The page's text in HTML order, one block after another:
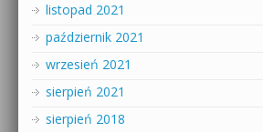
listopad 2021
październik 2021
wrzesień 2021
sierpień 2021
sierpień 2018